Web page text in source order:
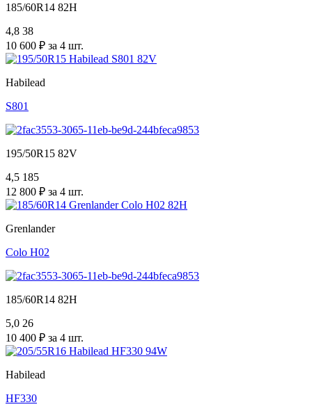
185/60R14 82H
4,8 38
10 600 ₽ за 4 шт.
Habilead
S801
195/50R15 82V
4,5 185
12 800 ₽ за 4 шт.
Grenlander
Colo H02
185/60R14 82H
5,0 26
10 400 ₽ за 4 шт.
Habilead
HF330